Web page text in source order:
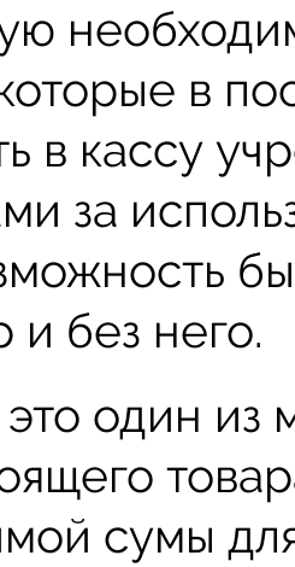
в
в кассу
за
без него.
один из
сумы